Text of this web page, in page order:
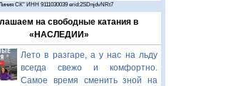
СК" ИНН 9111030039 erid:2SDnjdvNRt7
на свободные катания в
«НАСЛЕДИИ»
Лето в разгаре, а у нас на льду
всегда свежо и комфортно.
Самое время сменить зной на